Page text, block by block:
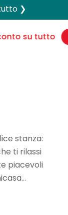
❯
su tutto
stanza:
ti rilassi
piacevoli
di